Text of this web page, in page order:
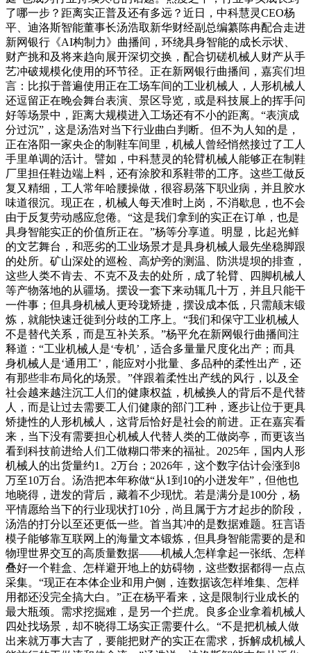
了哪一步？距离实正普及还有多远？近日，中科慧灵CEO杨
平、迪洛斯智能董事长汤浩取新华财经副总编纂陈冉配合走进
新网银行《AI构制力》曲播间，环绕具身智能的成长示状、
财产挑和及将来趋向展开深切交换，配合切磋机械人财产从手
艺冲破规模化使用的环节径。正在新网银行曲播间，嘉宾们坦
言：比拟于普遍使用正在工场车间的工业机械人，人形机械人
还逗留正在晚会舞台表演、景区导览，或是科技展上的挥手问
好等场景中，距离大规模进入工场还有不小的距离。“表演成
分过沉”，这是汤浩对当下行业曲白判断。但不为人知的是，
正在洛阳一家央企的制鞋车间里，机械人曾经悄然接过了工人
手里单调的活计。譬如，中科慧灵的轮臂机械人能够正在制鞋
厂里担任鞋边端上料，还有涂胶和系鞋带的工序。这些工做反
复又精细，工人常年哈腰操做，很容易落下职业病，并且胶水
味道很沉。现正在，机械人每天准时上岗，不消歇息，也不会
由于反复劳动感应怠倦。“这是我们拿到的实正在订单，也是
具身智能实正的价值所正在。”杨等分享道。明显，比起光鲜
的文艺舞台，和恶劣的工业场景才是具身机械人最先坐稳脚跟
的处所。矿山深处的巡检、高炉旁的测温、防洪堤坝的排查，
这些人类不肯去、不克不及去的处所，成了轮臂、四脚机械人
等产物落地的从疆场。摆设一套下来动辄几十万，并且只能干
一件事；但具身机械人更玲珑矫捷，摆设成本低，只需颠末锻
炼，就能快速迁徙到分歧的工序上。“我们和保守工业机械人
不是替代关系，而是互补关系。”杨平允在新网银行曲播间注
释道：“工业机械人是‘专机’，适合多量量尺度化出产；而具
身机械人是‘通用工’，能应对小批量、多品种的柔性出产，还
有那些非布局化的场景。”伴跟着柔性出产线的风行，以及全
社会越来越注沉工人们的健康权益，机械换人的背后不是代替
人，而是让过去需要工人们健康的部门工种，逐步让位于更具
矫捷性的人形机械人，这背后恰好是社会的前进。正在嘉宾看
来，当下没有需要担心机械人代替人类的工做岗亭，而更该当
看到科技前进给人们工做糊口带来的福祉。2025年，国内人形
机械人的出货量约1。2万台；2026年，这个数字估计会涨到8
万至10万台。汤浩把本年称做“从1到10的小迸发年”，但他也
地晓得，迸发的背后，藏着不少现忧。若是满分是100分，杨
平情愿给当下的行业现状打10分，尚且属于方才起步的阶段，
汤浩的打分以至还更低一些。首当其冲的是数据难题。狂言语
模子能够靠互联网上的海量文本锻炼，但具身智能需要的是和
物理世界交互的高质量数据——机械人怎样拿起一张纸、怎样
叠好一个鞋盒、怎样避开地上的妨碍物，这些数据都得一点点
采集。“现正在本体企业和用户侧，连数据该怎样堆集、怎样
用都还没完全搞大白。”正在杨平看来，这是限制行业成长的
最大瓶颈。需求挖掘难，是另一个拦虎。良多企业拿着机械人
四处找场景，却不晓得工场实正需要什么。“不是把机械人做
出来就万事大吉了，要能把财产的实正在需求，拆解成机械人